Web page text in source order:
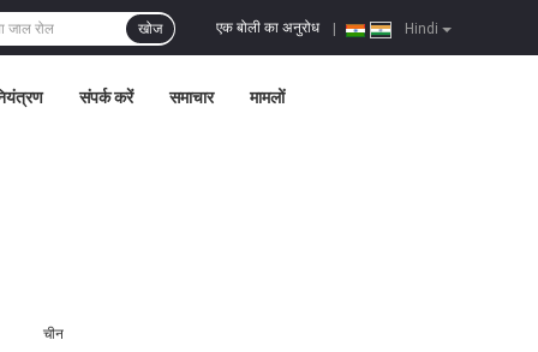
Hindi
एक बोली का अनुरोध
खोज
संपर्क करें समाचार मामलों
चीन